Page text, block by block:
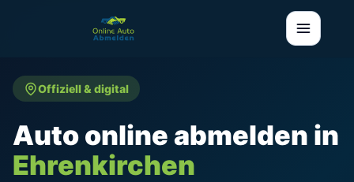
Offiziell & digital
Auto online abmelden in
Ehrenkirchen